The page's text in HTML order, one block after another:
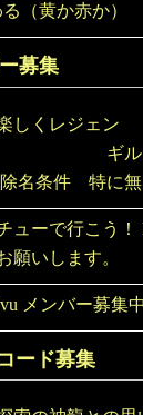
（黄か赤か）
募集
しくレジェン
ID
名条件 特に無
ューで行こう！
願いします。
メンバー募集中
ード募集